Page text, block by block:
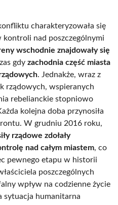
charakteryzowała się
kontroli nad poszczególnymi
wschodnie znajdowały się
gdy zachodnia część miasta
. Jednakże, wraz z
rządowych, wspieranych
rebelianckie stopniowo
kolejna doba przynosiła
W grudniu 2016 roku,
rządowe zdołały
nad całym miastem, co
pewnego etapu w historii
poszczególnych
wpływ na codzienne życie
sytuacja humanitarna